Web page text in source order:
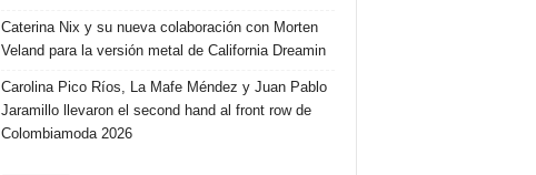
Caterina Nix y su nueva colaboración con Morten
Veland para la versión metal de California Dreamin
Carolina Pico Ríos, La Mafe Méndez y Juan Pablo
Jaramillo llevaron el second hand al front row de
Colombiamoda 2026